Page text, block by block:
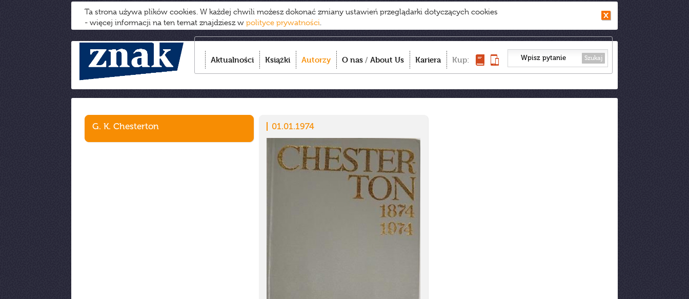
Ta strona używa plików cookies. W każdej chwili możesz dokonać zmiany ustawień przeglądarki dotyczących cookies
- więcej informacji na ten temat znajdziesz w polityce prywatności.
Aktualności Książki Autorzy O nas / About Us Kariera Kup: Szukaj
G. K. Chesterton 01.01.1974